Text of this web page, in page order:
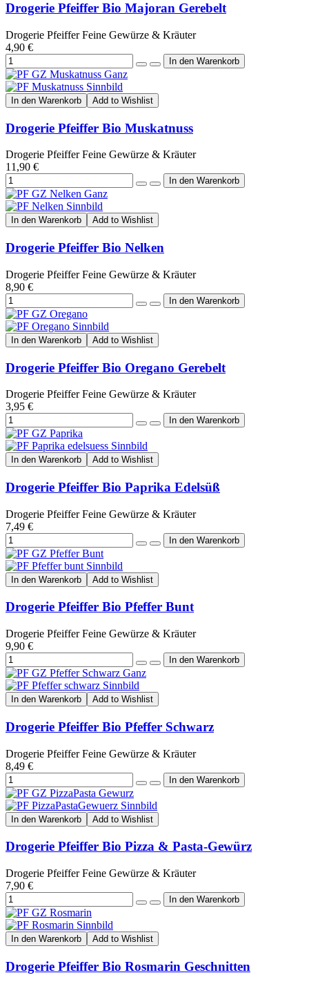
Drogerie Pfeiffer Bio Majoran Gerebelt
Drogerie Pfeiffer Feine Gewürze & Kräuter
4,90 €
In den Warenkorb Add to Wishlist
Drogerie Pfeiffer Bio Muskatnuss
Drogerie Pfeiffer Feine Gewürze & Kräuter
11,90 €
In den Warenkorb Add to Wishlist
Drogerie Pfeiffer Bio Nelken
Drogerie Pfeiffer Feine Gewürze & Kräuter
8,90 €
In den Warenkorb Add to Wishlist
Drogerie Pfeiffer Bio Oregano Gerebelt
Drogerie Pfeiffer Feine Gewürze & Kräuter
3,95 €
In den Warenkorb Add to Wishlist
Drogerie Pfeiffer Bio Paprika Edelsüß
Drogerie Pfeiffer Feine Gewürze & Kräuter
7,49 €
In den Warenkorb Add to Wishlist
Drogerie Pfeiffer Bio Pfeffer Bunt
Drogerie Pfeiffer Feine Gewürze & Kräuter
9,90 €
In den Warenkorb Add to Wishlist
Drogerie Pfeiffer Bio Pfeffer Schwarz
Drogerie Pfeiffer Feine Gewürze & Kräuter
8,49 €
In den Warenkorb Add to Wishlist
Drogerie Pfeiffer Bio Pizza & Pasta-Gewürz
Drogerie Pfeiffer Feine Gewürze & Kräuter
7,90 €
In den Warenkorb Add to Wishlist
Drogerie Pfeiffer Bio Rosmarin Geschnitten